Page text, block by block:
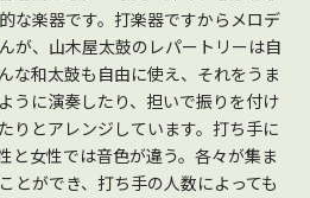
な楽器です。打楽器ですからメロデ
が、山木屋太鼓のレパートリーは自
な和太鼓も自由に使え、それをうま
うに演奏したり、担いで振りを付け
りとアレンジしています。打ち手に
と女性では音色が違う。各々が集ま
とができ、打ち手の人数によっても